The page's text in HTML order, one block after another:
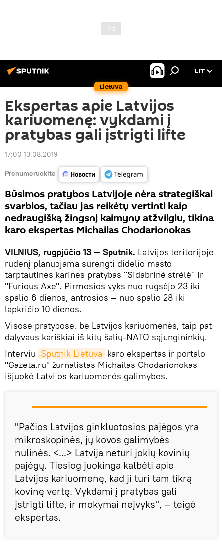
Lietuva
LIT
Ekspertas apie Latvijos
kariuomenę: vykdami į
pratybas gali įstrigti lifte
17:00 13.08.2019
Prenumeruokite
Būsimos pratybos Latvijoje nėra strategiškai
svarbios, tačiau jas reikėtų vertinti kaip
nedraugišką žingsnį kaimynų atžvilgiu, tikina
karo ekspertas Michailas Chodarionokas
VILNIUS, rugpjūčio 13 — Sputnik. Latvijos teritorijoje
rudenį planuojama surengti didelio masto
tarptautines karines pratybas "Sidabrinė strėlė" ir
"Furious Axe". Pirmosios vyks nuo rugsėjo 23 iki
spalio 6 dienos, antrosios — nuo spalio 28 iki
lapkričio 10 dienos.
Visose pratybose, be Latvijos kariuomenės, taip pat
dalyvaus kariškiai iš kitų šalių-NATO sąjungininkių.
Interviu Sputnik Lietuva karo ekspertas ir portalo
"Gazeta.ru" žurnalistas Michailas Chodarionokas
išjuokė Latvijos kariuomenės galimybes.
"Pačios Latvijos ginkluotosios pajėgos yra
mikroskopinės, jų kovos galimybės
nulinės. <...> Latvija neturi jokių kovinių
pajėgų. Tiesiog juokinga kalbėti apie
Latvijos kariuomenę, kad ji turi tam tikrą
kovinę vertę. Vykdami į pratybas gali
įstrigti lifte, ir mokymai neįvyks", — teigė
ekspertas.